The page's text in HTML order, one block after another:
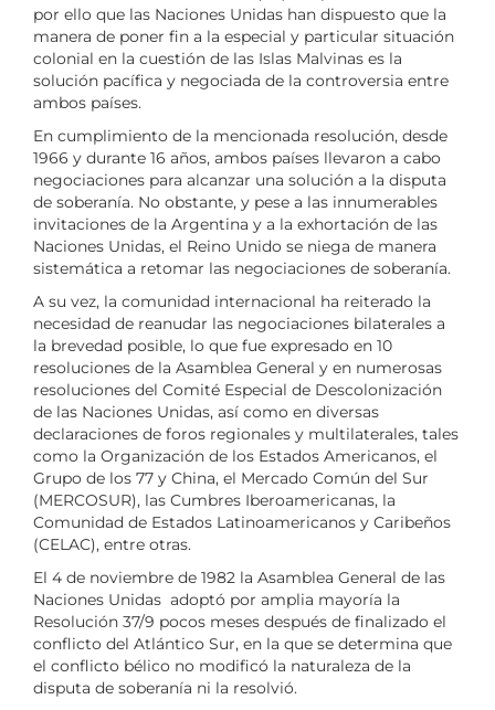
por ello que las Naciones Unidas han dispuesto que la
manera de poner fin a la especial y particular situación
colonial en la cuestión de las Islas Malvinas es la
solución pacífica y negociada de la controversia entre
ambos países.
En cumplimiento de la mencionada resolución, desde
1966 y durante 16 años, ambos países llevaron a cabo
negociaciones para alcanzar una solución a la disputa
de soberanía. No obstante, y pese a las innumerables
invitaciones de la Argentina y a la exhortación de las
Naciones Unidas, el Reino Unido se niega de manera
sistemática a retomar las negociaciones de soberanía.
A su vez, la comunidad internacional ha reiterado la
necesidad de reanudar las negociaciones bilaterales a
la brevedad posible, lo que fue expresado en 10
resoluciones de la Asamblea General y en numerosas
resoluciones del Comité Especial de Descolonización
de las Naciones Unidas, así como en diversas
declaraciones de foros regionales y multilaterales, tales
como la Organización de los Estados Americanos, el
Grupo de los 77 y China, el Mercado Común del Sur
(MERCOSUR), las Cumbres Iberoamericanas, la
Comunidad de Estados Latinoamericanos y Caribeños
(CELAC), entre otras.
El 4 de noviembre de 1982 la Asamblea General de las
Naciones Unidas adoptó por amplia mayoría la
Resolución 37/9 pocos meses después de finalizado el
conflicto del Atlántico Sur, en la que se determina que
el conflicto bélico no modificó la naturaleza de la
disputa de soberanía ni la resolvió.